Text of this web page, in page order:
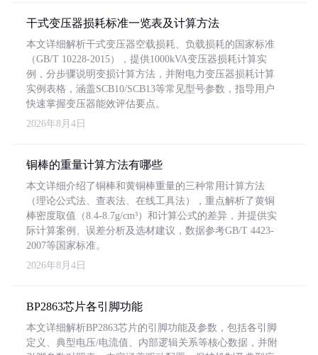
干式变压器损耗标准一览表及计算方法
本文详细解析干式变压器空载损耗、负载损耗的国家标准
（GB/T 10228-2015），提供1000kVA变压器损耗计算实
例，分步骤说明变损计算方法，并附电力变压器损耗计算
实例表格，涵盖SCB10/SCB13等常见型号参数，指导用户
快速掌握变压器能效评估要点。
2026年8月4日
铜棒的重量计算方法有哪些
本文详细介绍了铜棒和黄铜棒重量的三种常用计算方法
（理论公式法、查表法、在线工具法），重点解析了黄铜
棒密度取值（8.4-8.7g/cm³）和计算公式的差异，并提供实
际计算案例、误差分析及选材建议，数据参考GB/T 4423-
2007等国家标准。
2026年8月4日
BP2863芯片各引脚功能
本文详细解析BP2863芯片的引脚功能及参数，包括各引脚
定义、典型电压/电流值、内部逻辑关系等核心数据，并附